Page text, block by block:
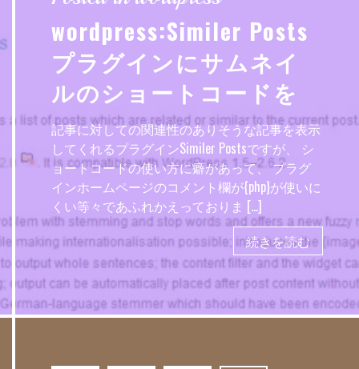
wordpress:Similer Posts
プラグインにサムネイ
ルのショートコードを
記事に対しての関連性のありそうな記事を表示
してくれるプラグインSimiler Postsですが、 シ
ョートコードの使い方に癖があって、 プラグ
インホームページのコメント欄が{php}が使いに
くい等々であふれかえっておりま […]
続きを読む